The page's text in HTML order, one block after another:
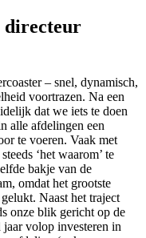
directeur
– snel, dynamisch,
voortrazen. Na een
dat we iets te doen
alle afdelingen een
te voeren. Vaak met
‘het waarom’ te
bakje van de
omdat het grootste
Naast het traject
onze blik gericht op de
volop investeren in